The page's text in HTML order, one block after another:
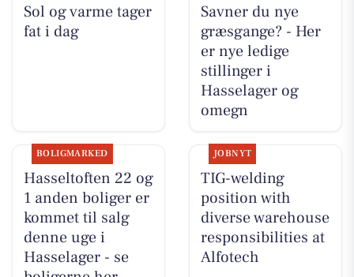
Sol og varme tager
fat i dag
Savner du nye
græsgange? - Her
er nye ledige
stillinger i
Hasselager og
omegn
BOLIGMARKED
Hasseltoften 22 og
1 anden boliger er
kommet til salg
denne uge i
Hasselager - se
JOBNYT
TIG-welding
position with
diverse warehouse
responsibilities at
Alfotech